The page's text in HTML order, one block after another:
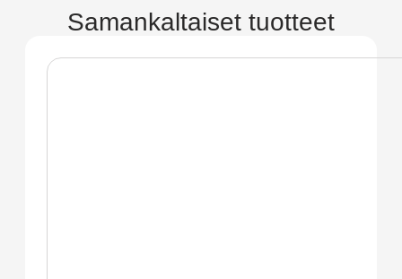
Samankaltaiset tuotteet